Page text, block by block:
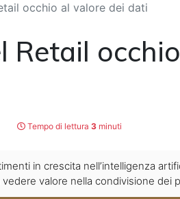
occhio al valore dei dati
Retail
Tempo di lettura 3 minuti
in crescita nell’intelligenza
valore nella condivisione dei